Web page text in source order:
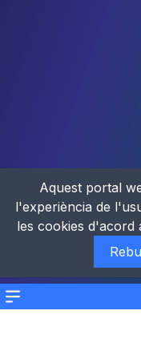
Menu
Aquest portal
l'experiència de
les cookies d'acord